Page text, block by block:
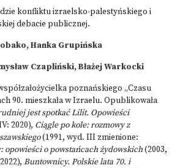
konfliktu izraelsko-palestyńskiego i
debacie publicznej.
Hanka Grupińska
Czapliński, Błażej Warkocki
poznańskiego „Czasu
90. mieszkała w Izraelu. Opublikowała
jest spotkać Lilit. Opowieści
2020), Ciągle po kole: rozmowy z
(1991, wyd. III zmienione:
opowieści o powstańcach żydowskich(2003,
Buntownicy. Polskie lata 70. i